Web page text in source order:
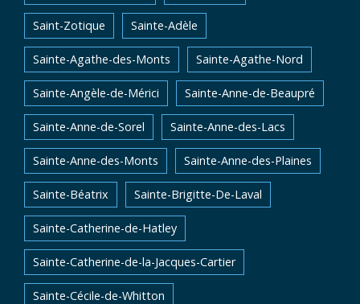
Saint-Zotique Sainte-Adèle
Sainte-Agathe-des-Monts Sainte-Agathe-Nord
Sainte-Angèle-de-Mérici Sainte-Anne-de-Beaupré
Sainte-Anne-de-Sorel Sainte-Anne-des-Lacs
Sainte-Anne-des-Monts Sainte-Anne-des-Plaines
Sainte-Béatrix Sainte-Brigitte-De-Laval
Sainte-Catherine-de-Hatley
Sainte-Catherine-de-la-Jacques-Cartier
Sainte-Cécile-de-Whitton